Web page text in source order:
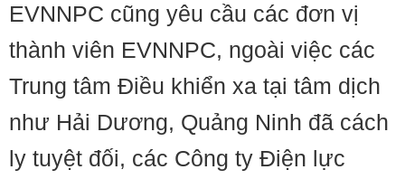
EVNNPC cũng yêu cầu các đơn vị
thành viên EVNNPC, ngoài việc các
Trung tâm Điều khiển xa tại tâm dịch
như Hải Dương, Quảng Ninh đã cách
ly tuyệt đối, các Công ty Điện lực